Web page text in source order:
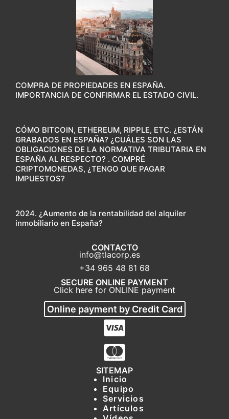
COMPRA DE PROPIEDADES EN ESPAÑA.
IMPORTANCIA DE CONFIRMAR EL ESTADO CIVIL.
CÓMO BITCOIN, ETHEREUM, RIPPLE, ETC. ¿ESTÁN
GRABADOS EN ESPAÑA? ¿CUÁLES SON LAS
OBLIGACIONES DE LA NORMATIVA TRIBUTARIA EN
ESPAÑA AL RESPECTO? . COMPRÉ
CRIPTOMONEDAS, ¿TENGO QUE PAGAR
IMPUESTOS?
2024. ¿Aumento de la rentabilidad del alquiler
inmobiliario en España?
CONTACTO
info@tlacorp.es
+34 965 48 81 68
SECURE ONLINE PAYMENT
Click here for ONLINE payment
Online payment by Credit Card
SITEMAP
Inicio
Equipo
Servicios
Artículos